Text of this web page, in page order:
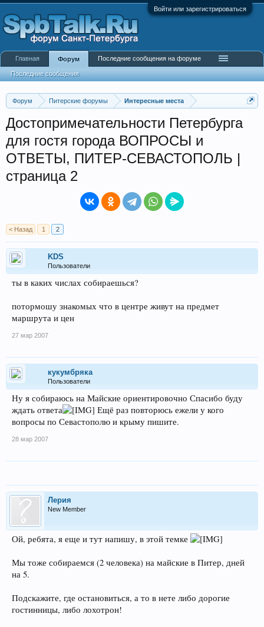
Войти или зарегистрироваться
Форум Питерские форумы Интересные места
Достопримечательности Петербурга
для гостя города ВОПРОСЫ и
ОТВЕТЫ, ПИТЕР-СЕВАСТОПОЛЬ |
страница 2
< Назад 1 2
KDS
Пользователи
ты в каких числах собираешься?
потормошу знакомых что в центре живут на предмет
маршрута и цен
27 мар 2007
кукумбряка
Пользователи
Ну я собираюсь на Майские ориентировочно Спасибо буду
ждать ответа
Ещё раз повторюсь ежели у кого
вопросы по Севастополю и крыму пишите.
28 мар 2007
Лерия
New Member
Ой, ребята, я еще и тут напишу, в этой темке
Мы тоже собираемся (2 человека) на майские в Питер, дней
на 5.
Подскажите, где остановиться, а то в нете либо дорогие
гостинницы, либо лохотрон!
Главная Форум
Последние сообщения
Последние сообщения на форуме